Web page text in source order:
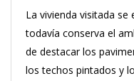
La vivienda visitada
todavía conserva el
de destacar los
los techos pintados y